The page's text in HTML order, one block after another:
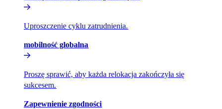
Uproszczenie cyklu zatrudnienia.​​
mobilność globalna​​
Proszę sprawić, aby każda relokacja zakończyła się
sukcesem.​​
Zapewnienie zgodności​​